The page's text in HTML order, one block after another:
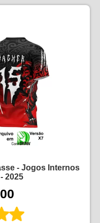
- Jogos Internos
2025